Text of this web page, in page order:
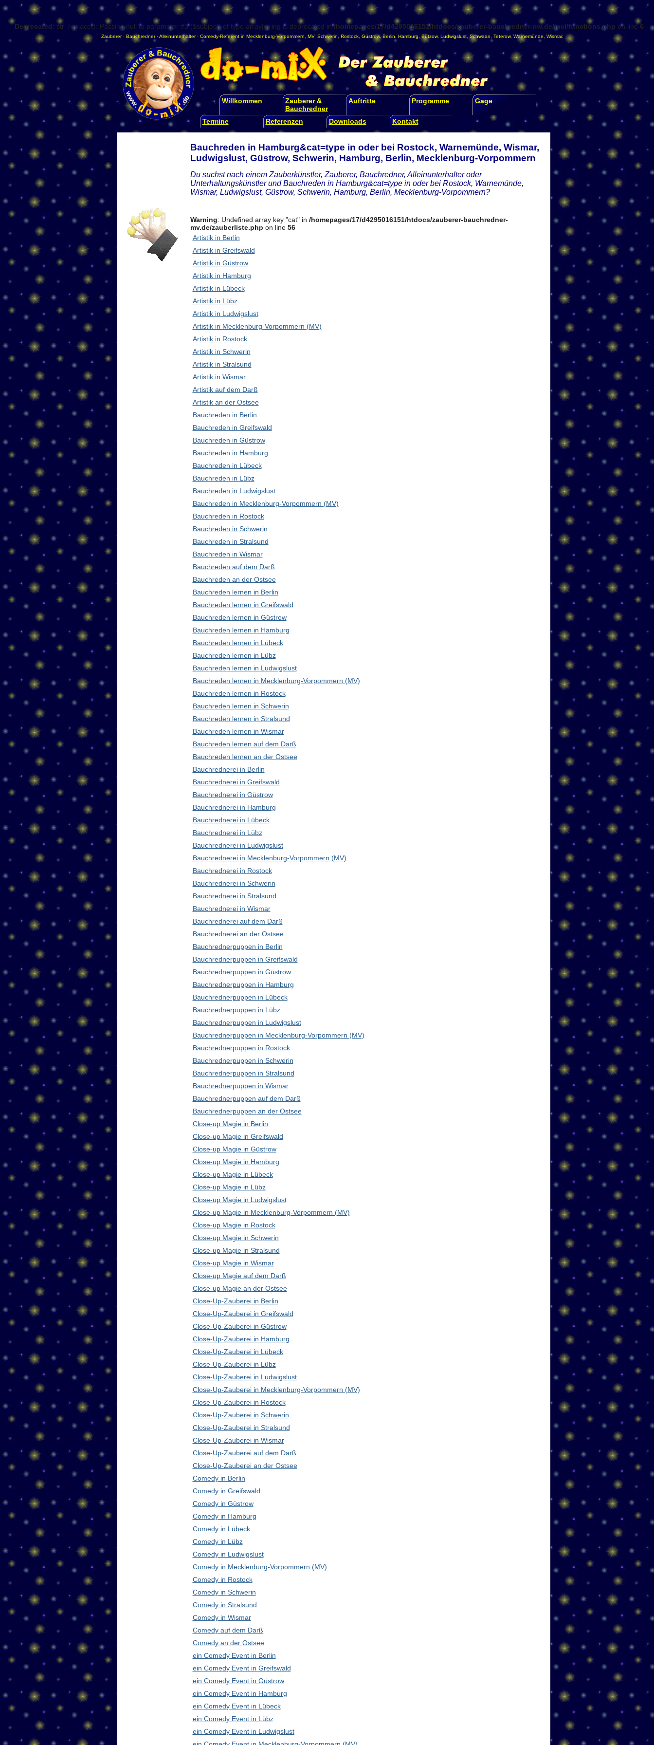
Deprecated: str_replace(): Passing null to parameter #3 ($subject) of type array|string is deprecated in/homepages/17/d4295016151/htdocs/zauberer-bauchredner-mv.de/incl/functions.php on line6
Zauberer· Bauchredner·Alleinunterhalter· Comedy-Referent in Mecklenburg-Vorpommern MV, Schwerin Rostock Güstrow,Berlin Hamburg ,Bützow, Ludwigslust ,Schwaan Teterow, Warnemünde Wismar.
Willkommen
Zauberer &
Bauchredner
Auftritte Programme Gage
Termine Referenzen Downloads Kontakt
Bauchreden in Hamburg&cat=type in oder bei Rostock, Warnemünde, Wismar,
Ludwigslust, Güstrow, Schwerin, Hamburg, Berlin, Mecklenburg-Vorpommern
Du suchst nach einem Zauberkünstler, Zauberer, Bauchredner, Alleinunterhalter oder
Unterhaltungskünstler und Bauchreden in Hamburg&cat=type in oder bei Rostock, Warnemünde,
Wismar, Ludwigslust, Güstrow, Schwerin, Hamburg, Berlin, Mecklenburg-Vorpommern?
Warning: Undefined array key "cat" in /homepages/17/d4295016151/htdocs/zauberer-bauchredner-
mv.de/zauberliste.php on line 56
Artistik in Berlin
Artistik in Greifswald
Artistik in Güstrow
Artistik in Hamburg
Artistik in Lübeck
Artistik in Lübz
Artistik in Ludwigslust
Artistik in Mecklenburg-Vorpommern (MV)
Artistik in Rostock
Artistik in Schwerin
Artistik in Stralsund
Artistik in Wismar
Artistik auf dem Darß
Artistik an der Ostsee
Bauchreden in Berlin
Bauchreden in Greifswald
Bauchreden in Güstrow
Bauchreden in Hamburg
Bauchreden in Lübeck
Bauchreden in Lübz
Bauchreden in Ludwigslust
Bauchreden in Mecklenburg-Vorpommern (MV)
Bauchreden in Rostock
Bauchreden in Schwerin
Bauchreden in Stralsund
Bauchreden in Wismar
Bauchreden auf dem Darß
Bauchreden an der Ostsee
Bauchreden lernen in Berlin
Bauchreden lernen in Greifswald
Bauchreden lernen in Güstrow
Bauchreden lernen in Hamburg
Bauchreden lernen in Lübeck
Bauchreden lernen in Lübz
Bauchreden lernen in Ludwigslust
Bauchreden lernen in Mecklenburg-Vorpommern (MV)
Bauchreden lernen in Rostock
Bauchreden lernen in Schwerin
Bauchreden lernen in Stralsund
Bauchreden lernen in Wismar
Bauchreden lernen auf dem Darß
Bauchreden lernen an der Ostsee
Bauchrednerei in Berlin
Bauchrednerei in Greifswald
Bauchrednerei in Güstrow
Bauchrednerei in Hamburg
Bauchrednerei in Lübeck
Bauchrednerei in Lübz
Bauchrednerei in Ludwigslust
Bauchrednerei in Mecklenburg-Vorpommern (MV)
Bauchrednerei in Rostock
Bauchrednerei in Schwerin
Bauchrednerei in Stralsund
Bauchrednerei in Wismar
Bauchrednerei auf dem Darß
Bauchrednerei an der Ostsee
Bauchrednerpuppen in Berlin
Bauchrednerpuppen in Greifswald
Bauchrednerpuppen in Güstrow
Bauchrednerpuppen in Hamburg
Bauchrednerpuppen in Lübeck
Bauchrednerpuppen in Lübz
Bauchrednerpuppen in Ludwigslust
Bauchrednerpuppen in Mecklenburg-Vorpommern (MV)
Bauchrednerpuppen in Rostock
Bauchrednerpuppen in Schwerin
Bauchrednerpuppen in Stralsund
Bauchrednerpuppen in Wismar
Bauchrednerpuppen auf dem Darß
Bauchrednerpuppen an der Ostsee
Close-up Magie in Berlin
Close-up Magie in Greifswald
Close-up Magie in Güstrow
Close-up Magie in Hamburg
Close-up Magie in Lübeck
Close-up Magie in Lübz
Close-up Magie in Ludwigslust
Close-up Magie in Mecklenburg-Vorpommern (MV)
Close-up Magie in Rostock
Close-up Magie in Schwerin
Close-up Magie in Stralsund
Close-up Magie in Wismar
Close-up Magie auf dem Darß
Close-up Magie an der Ostsee
Close-Up-Zauberei in Berlin
Close-Up-Zauberei in Greifswald
Close-Up-Zauberei in Güstrow
Close-Up-Zauberei in Hamburg
Close-Up-Zauberei in Lübeck
Close-Up-Zauberei in Lübz
Close-Up-Zauberei in Ludwigslust
Close-Up-Zauberei in Mecklenburg-Vorpommern (MV)
Close-Up-Zauberei in Rostock
Close-Up-Zauberei in Schwerin
Close-Up-Zauberei in Stralsund
Close-Up-Zauberei in Wismar
Close-Up-Zauberei auf dem Darß
Close-Up-Zauberei an der Ostsee
Comedy in Berlin
Comedy in Greifswald
Comedy in Güstrow
Comedy in Hamburg
Comedy in Lübeck
Comedy in Lübz
Comedy in Ludwigslust
Comedy in Mecklenburg-Vorpommern (MV)
Comedy in Rostock
Comedy in Schwerin
Comedy in Stralsund
Comedy in Wismar
Comedy auf dem Darß
Comedy an der Ostsee
ein Comedy Event in Berlin
ein Comedy Event in Greifswald
ein Comedy Event in Güstrow
ein Comedy Event in Hamburg
ein Comedy Event in Lübeck
ein Comedy Event in Lübz
ein Comedy Event in Ludwigslust